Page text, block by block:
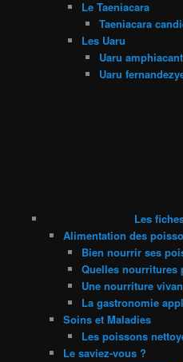
Le Taeniacara
Taeniacara
Les Uaru
Uaru
Uaru
Les
Alimentation des
Bien nourrir ses
Quelles nourritures
Une nourriture
La gastronomie
Soins et Maladies
Les poissons
Le saviez-vous ?